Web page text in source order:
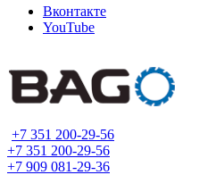
Вконтакте
YouTube
+7 351 200-29-56
+7 351 200-29-56
+7 909 081-29-36